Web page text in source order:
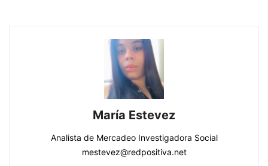
María Estevez
Analista de Mercadeo Investigadora Social
mestevez@redpositiva.net